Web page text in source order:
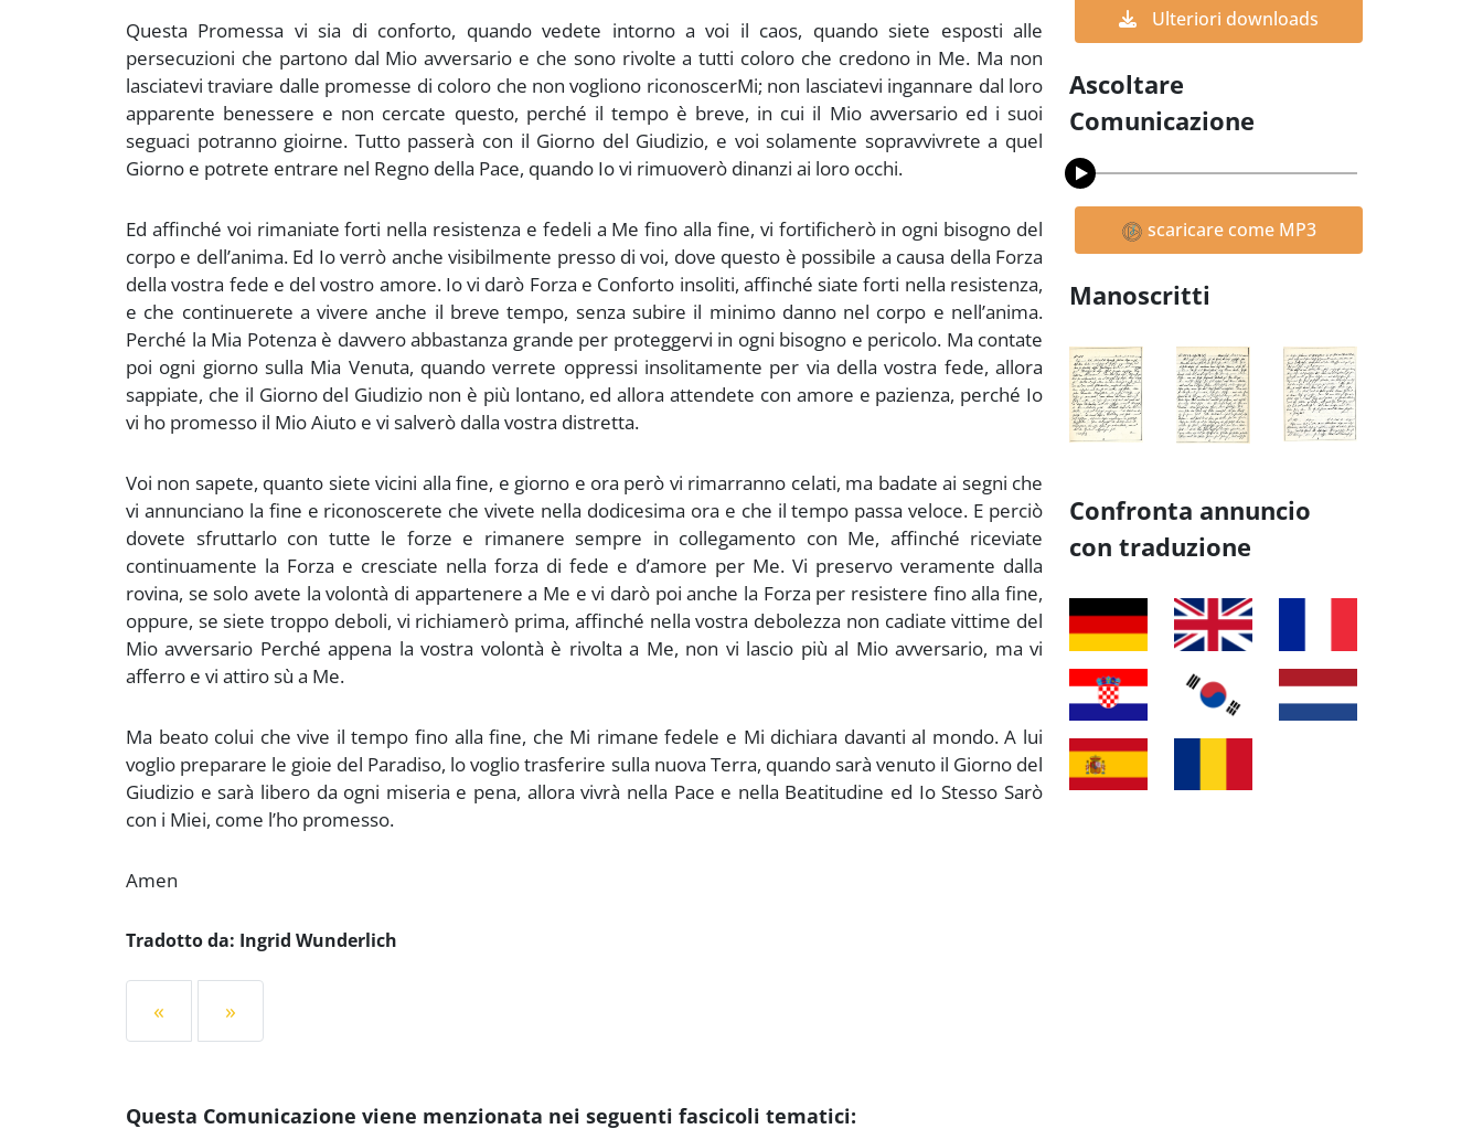
Questa Promessa vi sia di conforto, quando vedete intorno a voi il caos, quando siete esposti alle
persecuzioni che partono dal Mio avversario e che sono rivolte a tutti coloro che credono in Me. Ma non
lasciatevi traviare dalle promesse di coloro che non vogliono riconoscerMi; non lasciatevi ingannare dal loro
apparente benessere e non cercate questo, perché il tempo è breve, in cui il Mio avversario ed i suoi
seguaci potranno gioirne. Tutto passerà con il Giorno del Giudizio, e voi solamente sopravvivrete a quel
Giorno e potrete entrare nel Regno della Pace, quando Io vi rimuoverò dinanzi ai loro occhi.
Ed affinché voi rimaniate forti nella resistenza e fedeli a Me fino alla fine, vi fortificherò in ogni bisogno del
corpo e dell’anima. Ed Io verrò anche visibilmente presso di voi, dove questo è possibile a causa della Forza
della vostra fede e del vostro amore. Io vi darò Forza e Conforto insoliti, affinché siate forti nella resistenza,
e che continuerete a vivere anche il breve tempo, senza subire il minimo danno nel corpo e nell’anima.
Perché la Mia Potenza è davvero abbastanza grande per proteggervi in ogni bisogno e pericolo. Ma contate
poi ogni giorno sulla Mia Venuta, quando verrete oppressi insolitamente per via della vostra fede, allora
sappiate, che il Giorno del Giudizio non è più lontano, ed allora attendete con amore e pazienza, perché Io
vi ho promesso il Mio Aiuto e vi salverò dalla vostra distretta.
Voi non sapete, quanto siete vicini alla fine, e giorno e ora però vi rimarranno celati, ma badate ai segni che
vi annunciano la fine e riconoscerete che vivete nella dodicesima ora e che il tempo passa veloce. E perciò
dovete sfruttarlo con tutte le forze e rimanere sempre in collegamento con Me, affinché riceviate
continuamente la Forza e cresciate nella forza di fede e d’amore per Me. Vi preservo veramente dalla
rovina, se solo avete la volontà di appartenere a Me e vi darò poi anche la Forza per resistere fino alla fine,
oppure, se siete troppo deboli, vi richiamerò prima, affinché nella vostra debolezza non cadiate vittime del
Mio avversario Perché appena la vostra volontà è rivolta a Me, non vi lascio più al Mio avversario, ma vi
afferro e vi attiro sù a Me.
Ma beato colui che vive il tempo fino alla fine, che Mi rimane fedele e Mi dichiara davanti al mondo. A lui
voglio preparare le gioie del Paradiso, lo voglio trasferire sulla nuova Terra, quando sarà venuto il Giorno del
Giudizio e sarà libero da ogni miseria e pena, allora vivrà nella Pace e nella Beatitudine ed Io Stesso Sarò
con i Miei, come l’ho promesso.
Amen
Tradotto da: Ingrid Wunderlich
« »
Questa Comunicazione viene menzionata nei seguenti fascicoli tematici:
Ulteriori downloads
Ascoltare
Comunicazione
scaricare come MP3
Manoscritti
Confronta annuncio
con traduzione